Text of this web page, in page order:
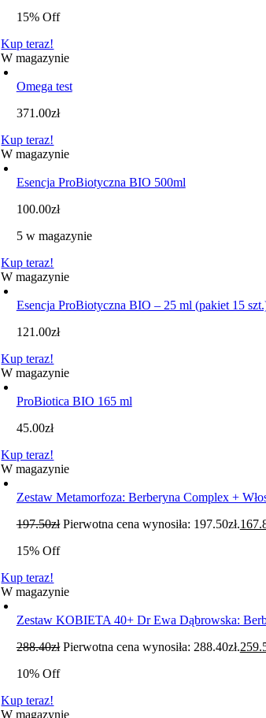
15% Off
Kup teraz!
W magazynie
Omega test
371.00zł
Kup teraz!
W magazynie
Esencja ProBiotyczna BIO 500ml
100.00zł
5 w magazynie
Kup teraz!
W magazynie
Esencja ProBiotyczna BIO – 25 ml (pakiet 15
121.00zł
Kup teraz!
W magazynie
ProBiotica BIO 165 ml
45.00zł
Kup teraz!
W magazynie
Zestaw Metamorfoza: Berberyna Complex +
197.50zł Pierwotna cena wynosiła: 197.50zł.
15% Off
Kup teraz!
W magazynie
Zestaw KOBIETA 40+ Dr Ewa Dąbrowska:
288.40zł Pierwotna cena wynosiła: 288.40zł.
10% Off
Kup teraz!
W magazynie